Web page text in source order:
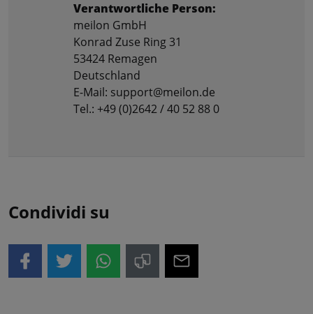
Verantwortliche Person:
meilon GmbH
Konrad Zuse Ring 31
53424 Remagen
Deutschland
E-Mail: support@meilon.de
Tel.: +49 (0)2642 / 40 52 88 0
Condividi su